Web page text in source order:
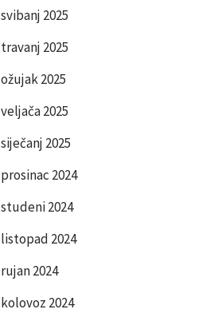
svibanj 2025
travanj 2025
ožujak 2025
veljača 2025
siječanj 2025
prosinac 2024
studeni 2024
listopad 2024
rujan 2024
kolovoz 2024